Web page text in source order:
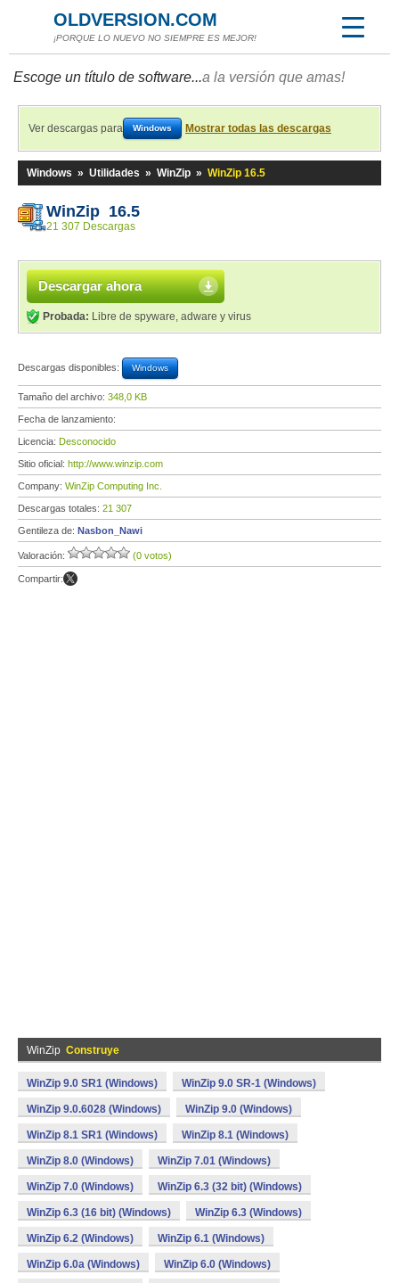
OLDVERSION.COM
¡PORQUE LO NUEVO NO SIEMPRE ES MEJOR!
Escoge un título de software...a la versión que amas!
Ver descargas para Windows Mostrar todas las descargas
Windows » Utilidades » WinZip » WinZip 16.5
WinZip 16.5
21 307 Descargas
Descargar ahora
Probada: Libre de spyware, adware y virus
Descargas disponibles: Windows
Tamaño del archivo: 348,0 KB
Fecha de lanzamiento:
Licencia: Desconocido
Sitio oficial: http://www.winzip.com
Company: WinZip Computing Inc.
Descargas totales: 21 307
Gentileza de: Nasbon_Nawi
Valoración: (0 votos)
Compartir:
WinZip Construye
WinZip 9.0 SR1 (Windows) WinZip 9.0 SR-1 (Windows)
WinZip 9.0.6028 (Windows) WinZip 9.0 (Windows)
WinZip 8.1 SR1 (Windows) WinZip 8.1 (Windows)
WinZip 8.0 (Windows) WinZip 7.01 (Windows)
WinZip 7.0 (Windows) WinZip 6.3 (32 bit) (Windows)
WinZip 6.3 (16 bit) (Windows) WinZip 6.3 (Windows)
WinZip 6.2 (Windows) WinZip 6.1 (Windows)
WinZip 6.0a (Windows) WinZip 6.0 (Windows)